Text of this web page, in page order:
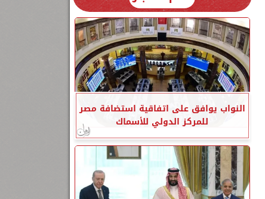
النواب يوافق على اتفاقية استضافة مصر
للمركز الدولي للأسماك